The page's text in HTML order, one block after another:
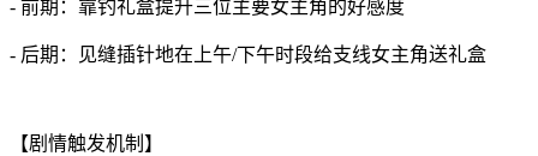
- 前期：靠钓礼盒提升三位主要女主角的好感度
- 后期：见缝插针地在上午/下午时段给支线女主角送礼盒
【剧情触发机制】